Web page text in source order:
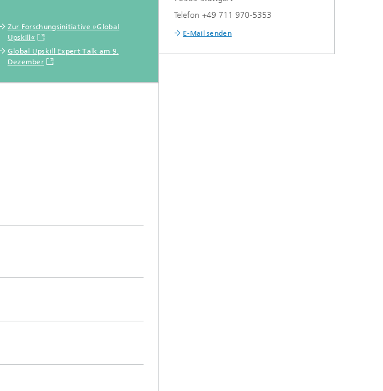
Zur Forschungsinitiative »Global
Upskill«
Global Upskill Expert Talk am 9.
Dezember
Telefon +49 711 970-5353
E-Mail senden